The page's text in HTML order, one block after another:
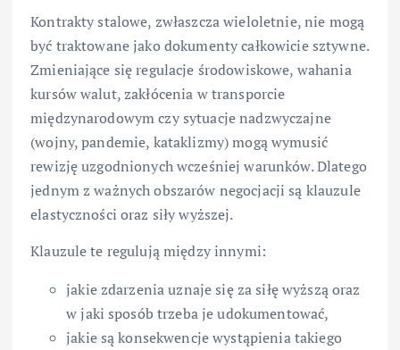
Kontrakty stalowe, zwłaszcza wieloletnie, nie mogą
być traktowane jako dokumenty całkowicie sztywne.
Zmieniające się regulacje środowiskowe, wahania
kursów walut, zakłócenia w transporcie
międzynarodowym czy sytuacje nadzwyczajne
(wojny, pandemie, kataklizmy) mogą wymusić
rewizję uzgodnionych wcześniej warunków. Dlatego
jednym z ważnych obszarów negocjacji są klauzule
elastyczności oraz siły wyższej.
Klauzule te regulują między innymi:
jakie zdarzenia uznaje się za siłę wyższą oraz
w jaki sposób trzeba je udokumentować,
jakie są konsekwencje wystąpienia takiego